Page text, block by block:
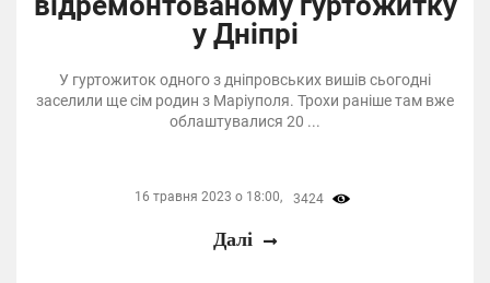
у Дніпрі
У гуртожиток одного з дніпровських вишів сьогодні
заселили ще сім родин з Маріуполя. Трохи раніше там вже
облаштувалися 20 ...
16 травня 2023 о 18:00, 3424
Далі